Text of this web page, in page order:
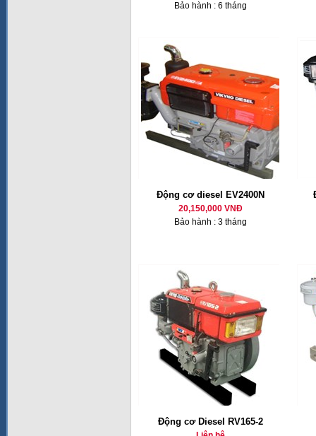
Bảo hành : 6 tháng
Động cơ diesel EV2400N
20,150,000 VNĐ
Bảo hành : 3 tháng
Động cơ Diesel RV165-2